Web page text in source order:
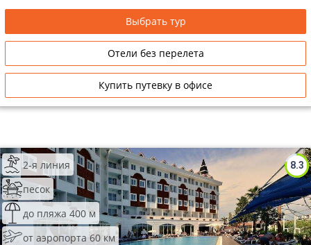
Выбрать тур
Отели без перелета
Купить путевку в офисе
8.3
2-я линия
песок
до пляжа 400 м
от аэропорта 60 км